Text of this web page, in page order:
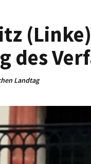
des
Landtag